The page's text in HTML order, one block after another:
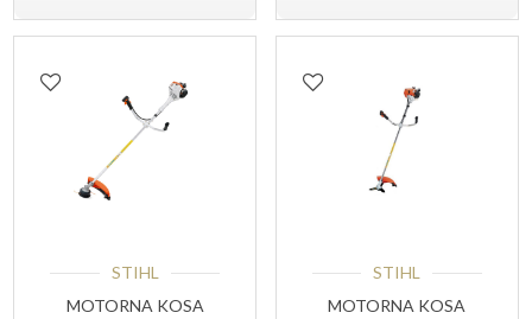
STIHL
MOTORNA KOSA
STIHL
MOTORNA KOSA